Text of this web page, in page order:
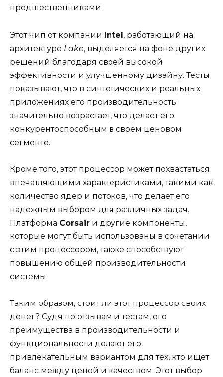
предшественниками.
Этот чип от компании Intel, работающий на
архитектуре Lake, выделяется на фоне других
решений благодаря своей высокой
эффективности и улучшенному дизайну. Тесты
показывают, что в синтетических и реальных
приложениях его производительность
значительно возрастает, что делает его
конкурентоспособным в своём ценовом
сегменте.
Кроме того, этот процессор может похвастаться
впечатляющими характеристиками, такими как
количество ядер и потоков, что делает его
надежным выбором для различных задач.
Платформа Corsair и другие компоненты,
которые могут быть использованы в сочетании
с этим процессором, также способствуют
повышению общей производительности
системы.
Таким образом, стоит ли этот процессор своих
денег? Судя по отзывам и тестам, его
преимущества в производительности и
функциональности делают его
привлекательным вариантом для тех, кто ищет
баланс между ценой и качеством. Этот выбор